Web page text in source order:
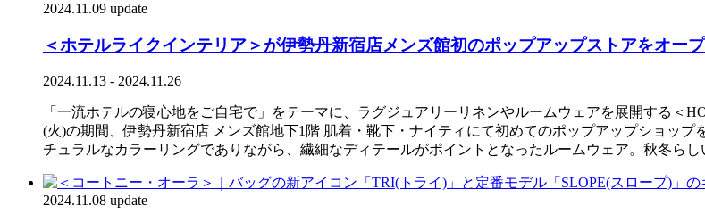
2024.11.09 update
＜ホテルライクインテリア＞が伊勢丹新宿店メンズ館初のポップアップストアをオープ
2024.11.13 - 2024.11.26
「一流ホテルの寝心地をご自宅で」をテーマに、ラグジュアリーリネンやルームウェアを展開する＜
(火)の期間、伊勢丹新宿店 メンズ館地下1階 肌着・靴下・ナイティにて初めてのポップアップショッ
チュラルなカラーリングでありながら、繊細なディテールがポイントとなったルームウェア。秋冬ら
2024.11.08 update